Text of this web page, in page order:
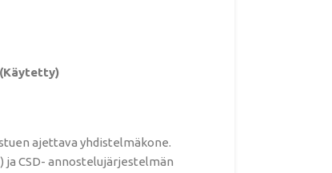
ajettava yhdistelmäkone.
ja CSD- annostelujärjestelmän